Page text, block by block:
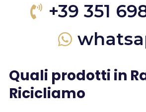
+39 351
Quali prodotti in
Ricicliamo